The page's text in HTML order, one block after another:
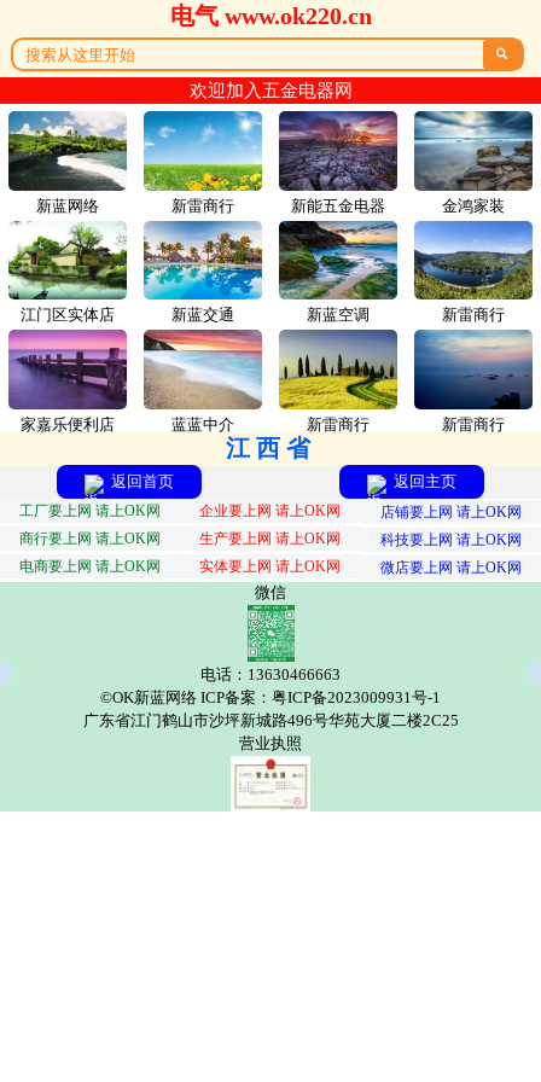
电气 www.ok220.cn

欢迎加入五金电器网
新蓝网络 新雷商行
江门区实体店 新蓝交通
家嘉乐便利店 蓝蓝中介
新能五金电器 金鸿家装
新蓝空调 新雷商行
新雷商行 新雷商行
江西省
返回首页 返回主页
工厂要上网 请上OK网 企业要上网 请上OK网
店铺要上网 请上OK网
商行要上网 请上OK网
生产要上网 请上OK网
科技要上网 请上OK网
电商要上网 请上OK网
实体要上网 请上OK网 微店要上网 请上OK网
微信
电话：13630466663
©OK新蓝网络 ICP备案：粤ICP备2023009931号-1
广东省江门鹤山市沙坪新城路496号华苑大厦二楼2C25
营业执照